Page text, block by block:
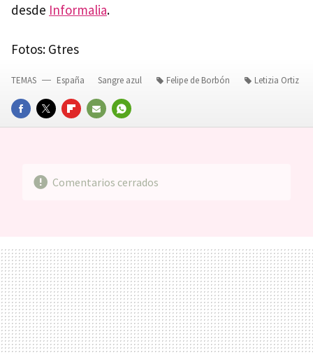
desde Informalia.
Fotos: Gtres
FACEBOOKTWITTERFLIPBOARD
E-
WHATSAPP
TEMAS España Sangre azul Felipe de Borbón Letizia Ortiz
Comentarios cerrados